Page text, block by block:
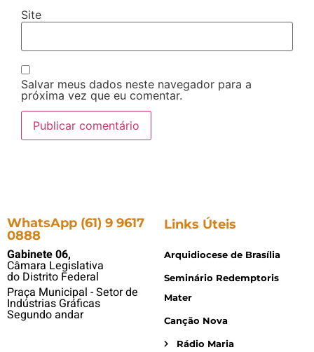
Site
Salvar meus dados neste navegador para a
próxima vez que eu comentar.
WhatsApp (61) 9 9617
0888
Gabinete 06,
Câmara Legislativa
do Distrito Federal
Praça Municipal - Setor de
Indústrias Gráficas
Segundo andar
Links Úteis
Arquidiocese de Brasília
Seminário Redemptoris
Mater
Canção Nova
Rádio Maria